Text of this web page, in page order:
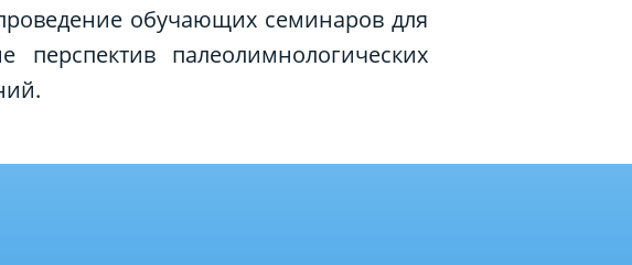
обучающих семинаров для
палеолимнологических